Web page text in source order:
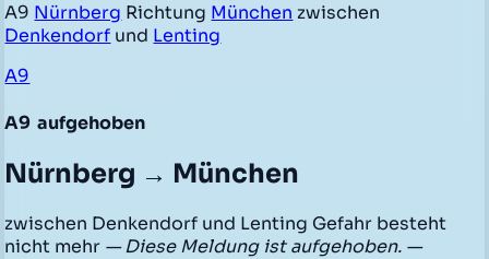
A9 Nürnberg Richtung München zwischen
Denkendorf und Lenting
A9
A9 aufgehoben
Nürnberg → München
zwischen Denkendorf und Lenting Gefahr besteht
nicht mehr — Diese Meldung ist aufgehoben. —